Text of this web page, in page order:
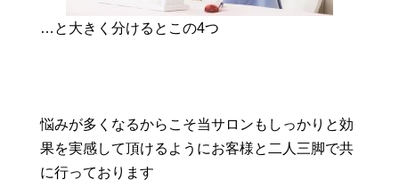
…と大きく分けるとこの4つ
悩みが多くなるからこそ当サロンもしっかりと効
果を実感して頂けるようにお客様と二人三脚で共
に行っております